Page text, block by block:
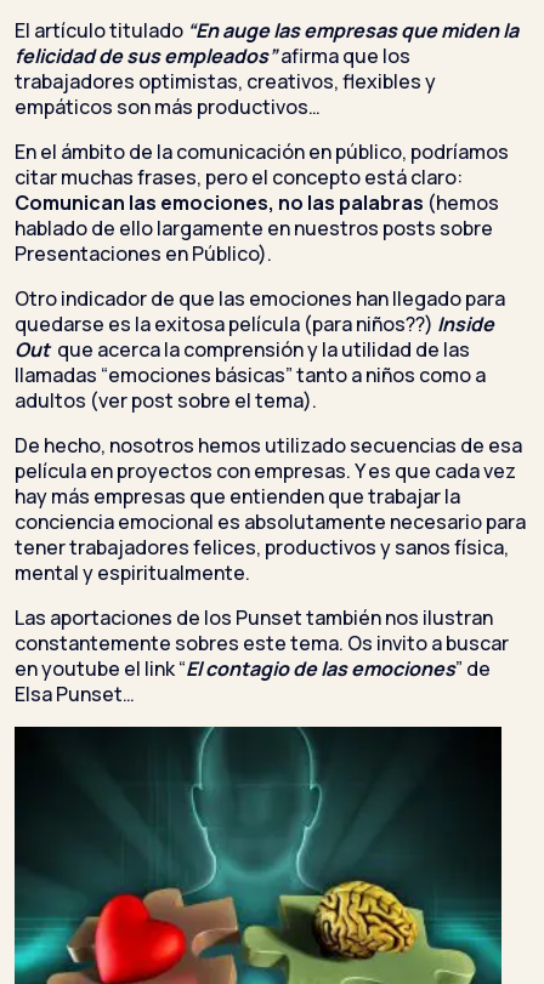
El artículo titulado “En auge las empresas que miden la
felicidad de sus empleados”afirma que los
trabajadores optimistas, creativos, flexibles y
empáticos son más productivos…
En el ámbito de la comunicación en público, podríamos
citar muchas frases, pero el concepto está claro:
Comunican las emociones, no las palabras (hemos
hablado de ello largamente en nuestros posts sobre
Presentaciones en Público).
Otro indicador de que las emociones han llegado para
quedarse es la exitosa película (para niños??) Inside
Outque acerca la comprensión y la utilidad de las
llamadas “emociones básicas” tanto a niños como a
adultos (ver post sobre el tema).
De hecho, nosotros hemos utilizado secuencias de esa
película en proyectos con empresas. Y es que cada vez
hay más empresas que entienden que trabajar la
conciencia emocional es absolutamente necesario para
tener trabajadores felices, productivos y sanos física,
mental y espiritualmente.
Las aportaciones de los Punset también nos ilustran
constantemente sobres este tema. Os invito a buscar
en youtube el link “El contagio de las emociones” de
Elsa Punset…